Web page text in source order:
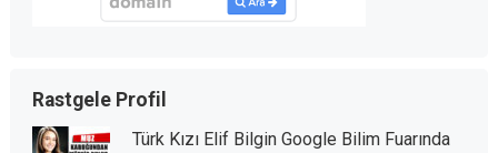
Rastgele Profil
Türk Kızı Elif Bilgin Google Bilim Fuarında